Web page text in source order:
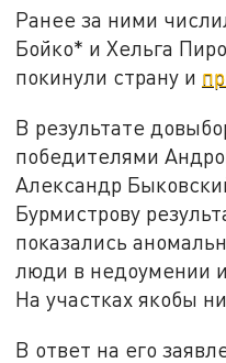
Ранее за ними
Бойко* и Хельга
покинули страну и
В результате
победителями
Александр
Бурмистрову
показались
люди в недоумении
На участках якобы
В ответ на его